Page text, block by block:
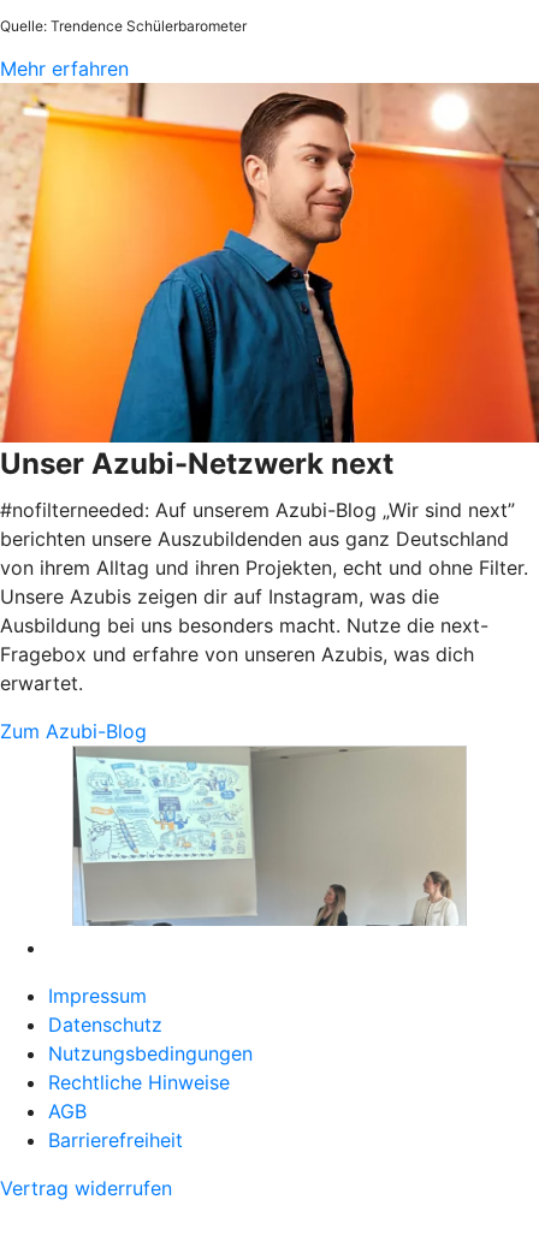
Quelle: Trendence Schülerbarometer
Mehr erfahren
Unser Azubi-Netzwerk next
#nofilterneeded: Auf unserem Azubi-Blog „Wir sind next”
berichten unsere Auszubildenden aus ganz Deutschland
von ihrem Alltag und ihren Projekten, echt und ohne Filter.
Unsere Azubis zeigen dir auf Instagram, was die
Ausbildung bei uns besonders macht. Nutze die next-
Fragebox und erfahre von unseren Azubis, was dich
erwartet.
Zum Azubi-Blog
Impressum
Datenschutz
Nutzungsbedingungen
Rechtliche Hinweise
AGB
Barrierefreiheit
Vertrag widerrufen